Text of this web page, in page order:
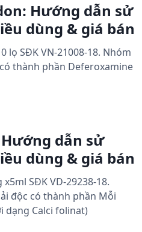
Hướng dẫn sử
dùng & giá bán
lọ SĐK VN-21008-18. Nhóm
thành phần Deferoxamine
dẫn sử
dùng & giá bán
SĐK VD-29238-18.
độc có thành phần Mỗi
dạng Calci folinat)